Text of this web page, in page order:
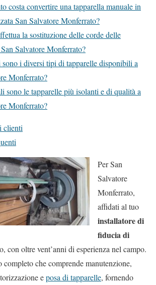
costa convertire una tapparella manuale in
San Salvatore Monferrato?
la sostituzione delle corde delle
Salvatore Monferrato?
i diversi tipi di tapparelle disponibili a
Monferrato?
sono le tapparelle più isolanti e di qualità a
Monferrato?
clienti
Per San
Salvatore
Monferrato,
affidati al tuo
installatore di
fiducia di
con oltre vent’anni di esperienza nel campo.
completo che comprende manutenzione,
eposa di tapparelle, fornendo